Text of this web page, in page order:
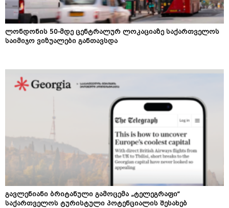
ლონდონის 50-მდე ცენტრალურ ლოკაციაზე საქართველოს
საიმიჯო ვიზუალები განთავსდა
გავლენიანი ბრიტანული გამოცემა „ტელეგრაფი“
საქართველოს ტურისტული პოტენციალის შესახებ